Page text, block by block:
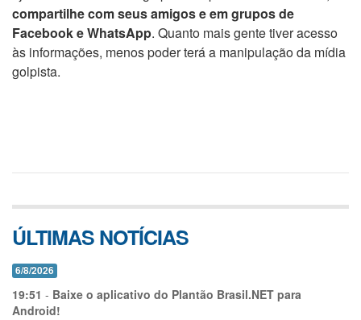
compartilhe com seus amigos e em grupos de
Facebook e WhatsApp. Quanto mais gente tiver acesso
às informações, menos poder terá a manipulação da mídia
golpista.
ÚLTIMAS NOTÍCIAS
6/8/2026
19:51 - Baixe o aplicativo do Plantão Brasil.NET para
Android!